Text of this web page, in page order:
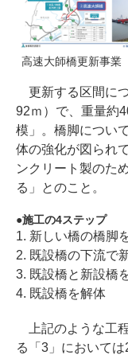
高速大師橋更新事業
更新する区間に
92ｍ）で、重量約
模」。橋脚につい
体の強化が図られ
ンクリート製のた
る」とのこと。
施工の4ステップ
1. 新しい橋の橋脚
2. 既設橋の下流で
3. 既設橋と新設橋
4. 既設橋を解体
上記のような工
る「3」において